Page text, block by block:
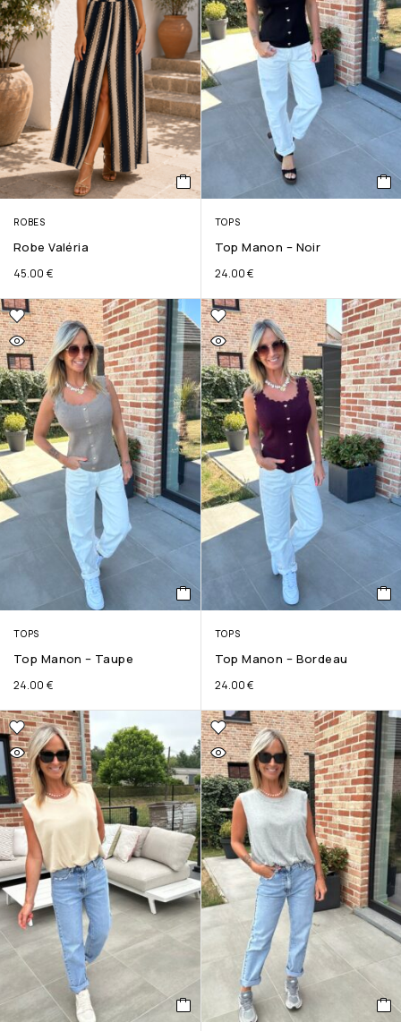
ROBES
Robe Valéria
45.00 €
TOPS
Top Manon – Noir
24.00€
TOPS
Top Manon – Taupe
24.00 €
TOPS
Top Manon – Bordeau
24.00€